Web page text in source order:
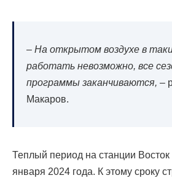
– На открытом воздухе в
работать невозможно, все
программы заканчиваются, –
Макаров.
Теплый период на станции Восток
января 2024 года. К этому сроку